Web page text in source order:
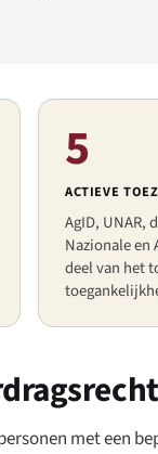
5
ACTIEVE
AgID, UNAR,
Nazionale en
deel van het
met een